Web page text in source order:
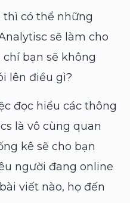
thì có thể những
sẽ làm cho
bạn sẽ không
lên điều gì?
đọc hiểu các thông
là vô cùng quan
kê sẽ cho bạn
người đang online
viết nào, họ đến